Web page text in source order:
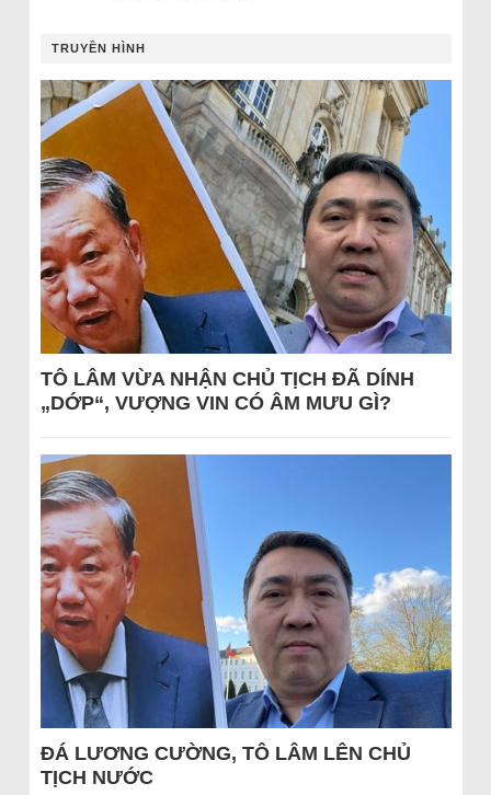
TRUYỀN HÌNH
TÔ LÂM VỪA NHẬN CHỦ TỊCH ĐÃ DÍNH
„DỚP“, VƯỢNG VIN CÓ ÂM MƯU GÌ?
ĐÁ LƯƠNG CƯỜNG, TÔ LÂM LÊN CHỦ
TỊCH NƯỚC